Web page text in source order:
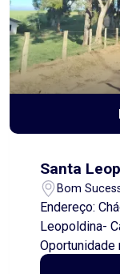
só lugar!
e agende uma visita. Além do
anunciados,
Incêndio e
Fundo de
equivalente a
Santa
Bom
Endereço:
Leopoldina- Castro/Pr.
Oportunidade